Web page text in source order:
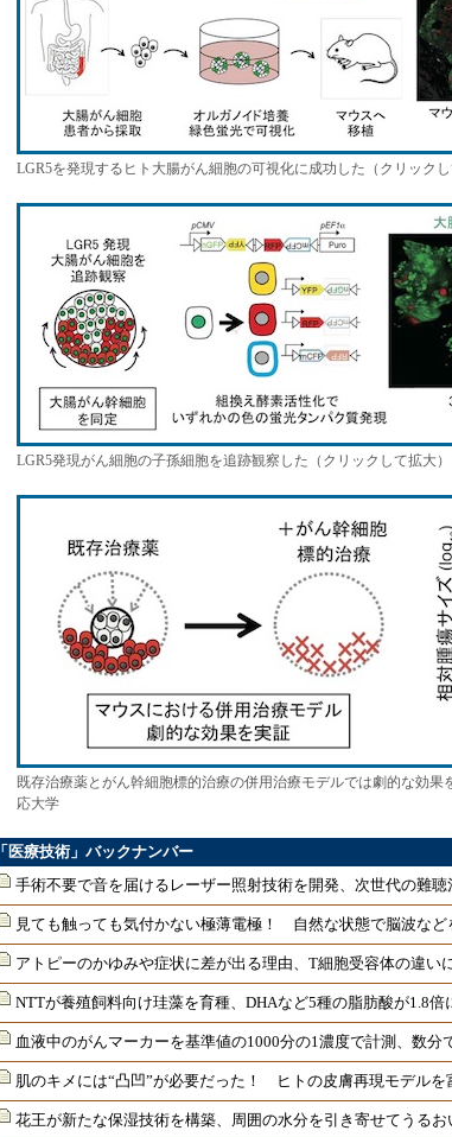
LGR5を発現するヒト大腸がん細胞の可視化に成功した（クリック
LGR5発現がん細胞の子孫細胞を追跡観察した（クリックして拡大
既存治療薬とがん幹細胞標的治療の併用治療モデルでは劇的な効
応大学
「医療技術」バックナンバー
手術不要で音を届けるレーザー照射技術を開発、次世代の難聴
見ても触っても気付かない極薄電極！ 自然な状態で脳波など
アトピーのかゆみや症状に差が出る理由、T細胞受容体の違い
NTTが養殖飼料向け珪藻を育種、DHAなど5種の脂肪酸が1.8倍
血液中のがんマーカーを基準値の1000分の1濃度で計測、数分
肌のキメには“凸凹”が必要だった！ ヒトの皮膚再現モデルを
花王が新たな保湿技術を構築、周囲の水分を引き寄せてうるお